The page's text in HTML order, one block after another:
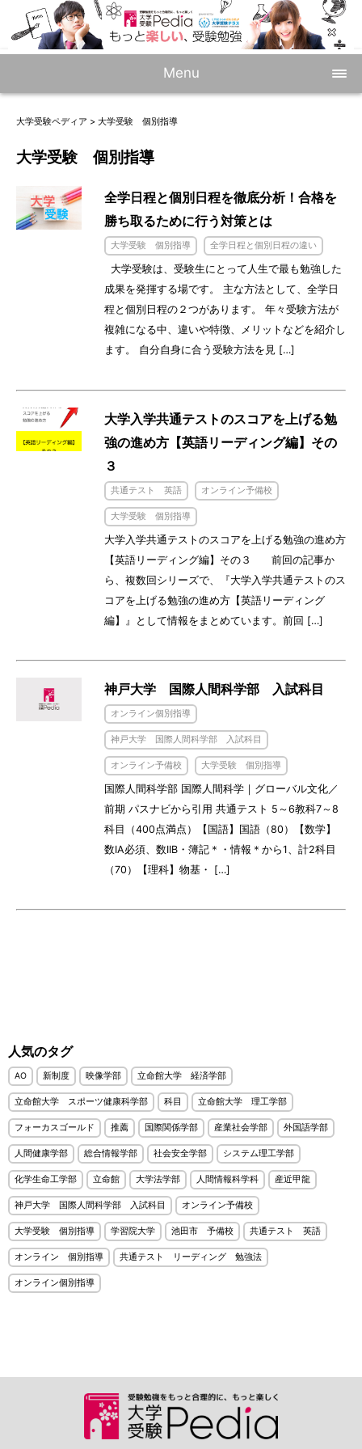
Menu
大学受験ペディア > 大学受験 個別指導
大学受験 個別指導
全学日程と個別日程を徹底分析！合格を
勝ち取るために行う対策とは
大学受験 個別指導 全学日程と個別日程の違い
大学受験は、受験生にとって人生で最も勉強した
成果を発揮する場です。 主な方法として、全学日
程と個別日程の２つがあります。 年々受験方法が
複雑になる中、違いや特徴、メリットなどを紹介し
ます。 自分自身に合う受験方法を見 […]
大学入学共通テストのスコアを上げる勉
強の進め方【英語リーディング編】その
３
共通テスト 英語 オンライン予備校
大学受験 個別指導
大学入学共通テストのスコアを上げる勉強の進め方
【英語リーディング編】その３ 前回の記事か
ら、複数回シリーズで、『大学入学共通テストのス
コアを上げる勉強の進め方【英語リーディング
編】』として情報をまとめています。前回 […]
神戸大学 国際人間科学部 入試科目
オンライン個別指導
神戸大学 国際人間科学部 入試科目
オンライン予備校 大学受験 個別指導
国際人間科学部 国際人間科学｜グローバル文化／
前期 パスナビから引用 共通テスト 5～6教科7～8
科目（400点満点）【国語】国語（80）【数学】
数IA必須、数IIB・簿記＊・情報＊から1、計2科目
（70）【理科】物基・ […]
人気のタグ
AO 新制度 映像学部 立命館大学 経済学部
立命館大学 スポーツ健康科学部 科目 立命館大学 理工学部
フォーカスゴールド 推薦 国際関係学部 産業社会学部 外国語学部
人間健康学部 総合情報学部 社会安全学部 システム理工学部
化学生命工学部 立命館 大学法学部 人間情報科学科 産近甲龍
神戸大学 国際人間科学部 入試科目 オンライン予備校
大学受験 個別指導 学習院大学 池田市 予備校 共通テスト 英語
オンライン 個別指導 共通テスト リーディング 勉強法
オンライン個別指導